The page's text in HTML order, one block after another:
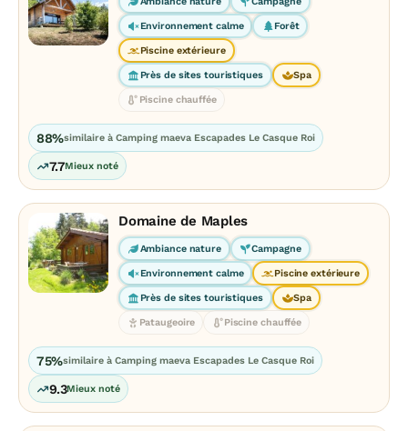
Environnement calme Forêt
Piscine extérieure
Près de sites touristiques Spa
Piscine chauffée
88%similaire à Camping maeva Escapades Le Casque Roi
7.7Mieux noté
Domaine de Maples
Ambiance nature Campagne
Environnement calme Piscine extérieure
Près de sites touristiques Spa
Pataugeoire Piscine chauffée
75%similaire à Camping maeva Escapades Le Casque Roi
9.3Mieux noté